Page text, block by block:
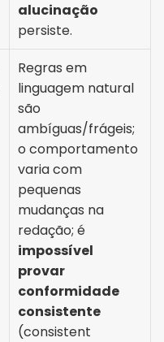
alucinação
persiste.
Regras em
linguagem natural
são
ambíguas/frágeis;
o comportamento
varia com
pequenas
mudanças na
impossível
provar
conformidade
consistente
(consistent